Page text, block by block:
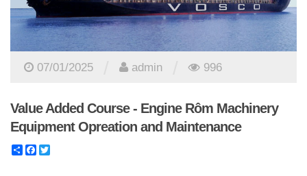
07/01/2025 admin 996
Value Added Course - Engine Rôm Machinery
Equipment Opreation and Maintenance
ShareFacebook